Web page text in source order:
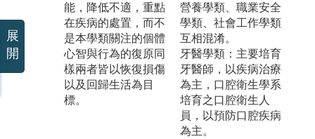
能，降低不適，重點
在疾病的處置，而不
是本學類關注的個體
心智與行為的復原同
樣兩者皆以恢復損傷
以及回歸生活為目
標。
營養學類、職業安全
學類、社會工作學類
互相混淆。
牙醫學類：主要培育
牙醫師，以疾病治療
為主，口腔衛生學系
培育之口腔衛生人
員，以預防口腔疾病
為主。
展
開